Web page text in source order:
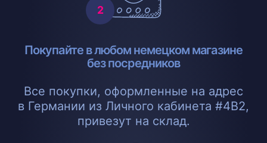
Покупайте в любом немецком магазине
без посредников
Все покупки, оформленные на адрес
в Германии из Личного кабинета #4B2,
привезут на склад.